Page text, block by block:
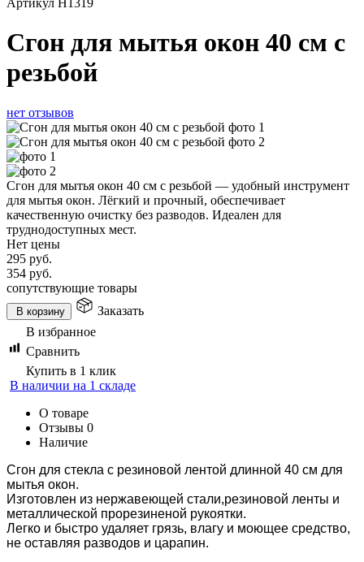
Артикул H1319
Сгон для мытья окон 40 см с
резьбой
нет отзывов
Сгон для мытья окон 40 см с резьбой — удобный инструмент
для мытья окон. Лёгкий и прочный, обеспечивает
качественную очистку без разводов. Идеален для
труднодоступных мест.
Нет цены
295 руб.
354 руб.
сопутствующие товары
В корзину
Заказать
В избранное
Сравнить
Купить в 1 клик
В наличии на 1 складе
О товаре
Отзывы 0
Наличие
Сгон для стекла с резиновой лентой длинной 40 см для
мытья окон.
Изготовлен из нержавеющей стали,резиновой ленты и
металлической прорезиненой рукоятки.
Легко и быстро удаляет грязь, влагу и моющее средство,
не оставляя разводов и царапин.